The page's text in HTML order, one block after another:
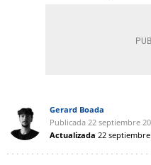
Gerard Boada
Publicada 22 septiembre
Actualizada 22